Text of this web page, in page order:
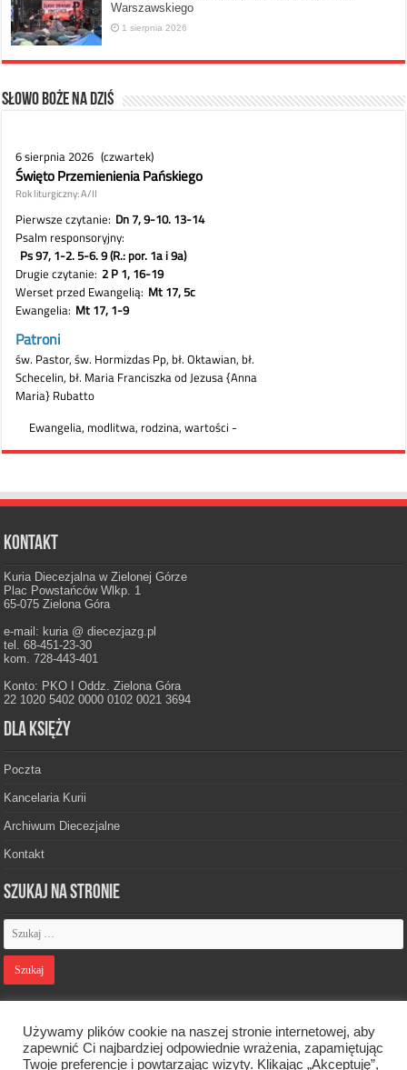
Warszawskiego
1 sierpnia 2026
Słowo Boże na dziś
Kontakt
Kuria Diecezjalna w Zielonej Górze
Plac Powstańców Wlkp. 1
65-075 Zielona Góra
e-mail: kuria @ diecezjazg.pl
tel. 68-451-23-30
kom. 728-443-401
Konto: PKO I Oddz. Zielona Góra
22 1020 5402 0000 0102 0021 3694
Dla księży
Poczta
Kancelaria Kurii
Archiwum Diecezjalne
Kontakt
Szukaj na stronie
Używamy plików cookie na naszej stronie internetowej, aby
zapewnić Ci najbardziej odpowiednie wrażenia, zapamiętując
Twoje preferencje i powtarzając wizyty. Klikając „Akceptuję”,